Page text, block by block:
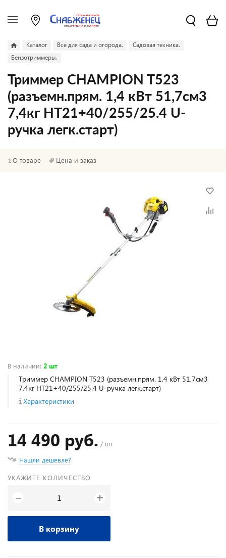
Каталог Все для сада и огорода.
Садовая техника.
Бензотриммеры.
Триммер CHAMPION T523
(разъемн.прям. 1,4 кВт 51,7см3
7,4кг HT21+40/255/25.4 U-
ручка легк.старт)
О товаре Цена и заказ
В наличии: 2 шт
Триммер CHAMPION T523 (разъемн.прям. 1,4 кВт 51,7см3
7,4кг HT21+40/255/25.4 U-ручка легк.старт)
Характеристики
14 490 руб. / шт
Нашли дешевле?
УКАЖИТЕ КОЛИЧЕСТВО
− +
В корзину